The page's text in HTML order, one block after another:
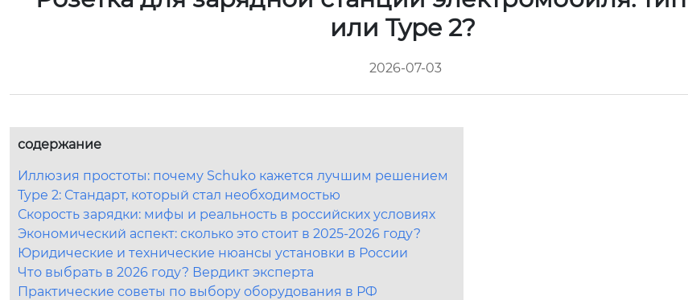
или Type 2?
2026-07-03
содержание
Иллюзия простоты: почему Schuko кажется лучшим решением
Type 2: Стандарт, который стал необходимостью
Скорость зарядки: мифы и реальность в российских условиях
Экономический аспект: сколько это стоит в 2025-2026 году?
Юридические и технические нюансы установки в России
Что выбрать в 2026 году? Вердикт эксперта
Практические советы по выбору оборудования в РФ